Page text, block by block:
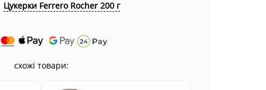
Цукерки Ferrero Rocher 200 г
схожі товари: